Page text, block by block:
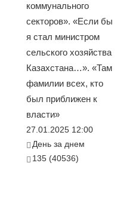
коммунального
секторов». «Если бы
я стал министром
сельского хозяйства
Казахстана…». «Там
фамилии всех, кто
был приближен к
власти»
27.01.2025 12:00
День за днем
135 (40536)